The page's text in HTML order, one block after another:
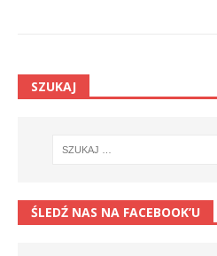
SZUKAJ
ŚLEDŹ NAS NA FACEBOOK’U